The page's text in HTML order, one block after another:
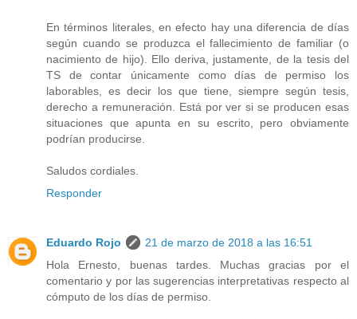
En términos literales, en efecto hay una diferencia de días
según cuando se produzca el fallecimiento de familiar (o
nacimiento de hijo). Ello deriva, justamente, de la tesis del
TS de contar únicamente como días de permiso los
laborables, es decir los que tiene, siempre según tesis,
derecho a remuneración. Está por ver si se producen esas
situaciones que apunta en su escrito, pero obviamente
podrían producirse.
Saludos cordiales.
Responder
Eduardo Rojo
21 de marzo de 2018 a las 16:51
Hola Ernesto, buenas tardes. Muchas gracias por el
comentario y por las sugerencias interpretativas respecto al
cómputo de los días de permiso.